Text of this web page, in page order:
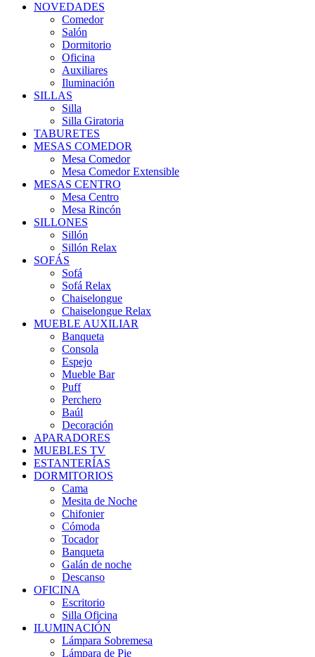
NOVEDADES
Comedor
Salón
Dormitorio
Oficina
Auxiliares
Iluminación
SILLAS
Silla
Silla Giratoria
TABURETES
MESAS COMEDOR
Mesa Comedor
Mesa Comedor Extensible
MESAS CENTRO
Mesa Centro
Mesa Rincón
SILLONES
Sillón
Sillón Relax
SOFÁS
Sofá
Sofá Relax
Chaiselongue
Chaiselongue Relax
MUEBLE AUXILIAR
Banqueta
Consola
Espejo
Mueble Bar
Puff
Perchero
Baúl
Decoración
APARADORES
MUEBLES TV
ESTANTERÍAS
DORMITORIOS
Cama
Mesita de Noche
Chifonier
Cómoda
Tocador
Banqueta
Galán de noche
Descanso
OFICINA
Escritorio
Silla Oficina
ILUMINACIÓN
Lámpara Sobremesa
Lámpara de Pie